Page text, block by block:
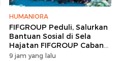
HUMANIORA
FIFGROUP Peduli, Salurkan
Bantuan Sosial di Sela
Hajatan FIFGROUP Cabang
Bitung
9 jam yang lalu